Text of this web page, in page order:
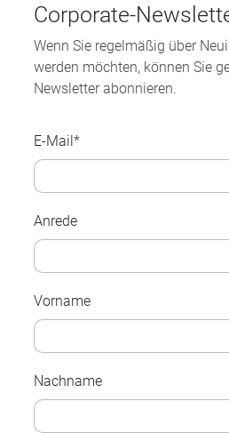
Corporate-
Wenn Sie regelmäßig über
werden möchten, können Sie
Newsletter abonnieren.
E-Mail*
Anrede
Vorname
Nachname